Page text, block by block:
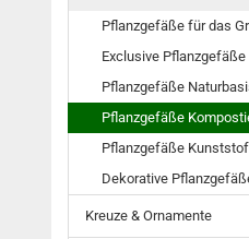
Pflanzgefäße für das
Exclusive Pflanzgefäße
Pflanzgefäße
Pflanzgefäße
Pflanzgefäße
Dekorative
Kreuze & Ornamente